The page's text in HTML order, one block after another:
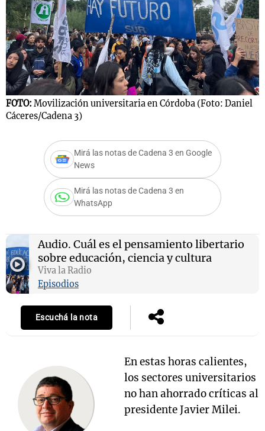
FOTO: Movilización universitaria en Córdoba (Foto: Daniel
Cáceres/Cadena 3)
Mirá las notas de Cadena 3 en Google
News
Mirá las notas de Cadena 3 en
WhatsApp
Audio. Cuál es el pensamiento libertario
sobre educación, ciencia y cultura
Viva la Radio
Episodios
Escuchá la nota
En estas horas calientes,
los sectores universitarios
no han ahorrado críticas al
presidente Javier Milei.
Notas
Notas